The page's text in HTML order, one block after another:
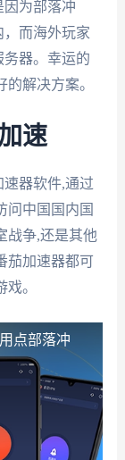
因为部落冲
而海外玩家
器。幸运的
解决方案。
速
器软件,通过
问中国国内国
战争,还是其他
茄加速器都可
。
点部落冲